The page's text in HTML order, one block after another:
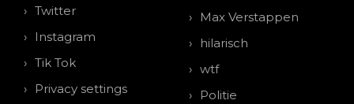
Twitter
Instagram
Tik Tok
Privacy settings
Max Verstappen
hilarisch
wtf
Politie